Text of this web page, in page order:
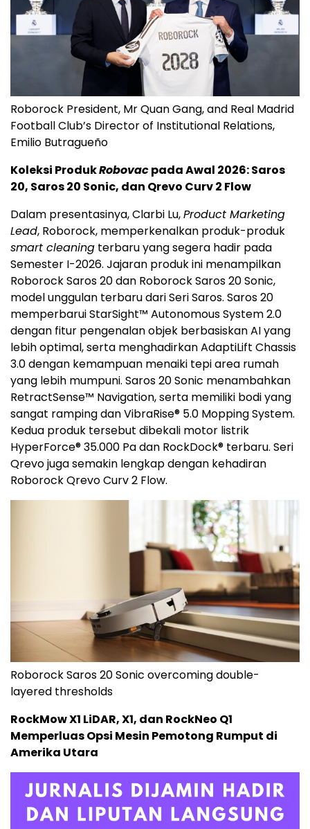
Roborock President, Mr Quan Gang, and Real Madrid
Football Club’s Director of Institutional Relations,
Emilio Butragueño
Koleksi ProdukRobovacpada Awal 2026: Saros
20, Saros 20 Sonic, dan Qrevo Curv 2 Flow
Dalam presentasinya, Clarbi Lu,Product Marketing
Lead, Roborock, memperkenalkan produk-produk
smart cleaning terbaru yang segera hadir pada
Semester I-2026. Jajaran produk ini menampilkan
Roborock Saros 20 dan Roborock Saros 20 Sonic,
model unggulan terbaru dari Seri Saros. Saros 20
memperbarui StarSight™ Autonomous System 2.0
dengan fitur pengenalan objek berbasiskan AI yang
lebih optimal, serta menghadirkan AdaptiLift Chassis
3.0 dengan kemampuan menaiki tepi area rumah
yang lebih mumpuni. Saros 20 Sonic menambahkan
RetractSense™ Navigation, serta memiliki bodi yang
sangat ramping dan VibraRise® 5.0 Mopping System.
Kedua produk tersebut dibekali motor listrik
HyperForce® 35.000 Pa dan RockDock® terbaru. Seri
Qrevo juga semakin lengkap dengan kehadiran
Roborock Qrevo Curv 2 Flow.
Roborock Saros 20 Sonic overcoming double-
layered thresholds
RockMow X1 LiDAR, X1, dan RockNeo Q1
Memperluas Opsi Mesin Pemotong Rumput di
Amerika Utara